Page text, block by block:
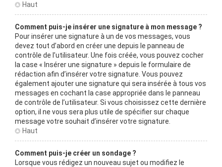
Haut
Comment puis-je insérer une signature à mon message ?
Pour insérer une signature à un de vos messages, vous
devez tout d’abord en créer une depuis le panneau de
contrôle de l’utilisateur. Une fois créée, vous pouvez cocher
la case « Insérer une signature » depuis le formulaire de
rédaction afin d’insérer votre signature. Vous pouvez
également ajouter une signature qui sera insérée à tous vos
messages en cochant la case appropriée dans le panneau
de contrôle de l’utilisateur. Si vous choisissez cette dernière
option, il ne vous sera plus utile de spécifier sur chaque
message votre souhait d’insérer votre signature.
Haut
Comment puis-je créer un sondage ?
Lorsque vous rédigez un nouveau sujet ou modifiez le